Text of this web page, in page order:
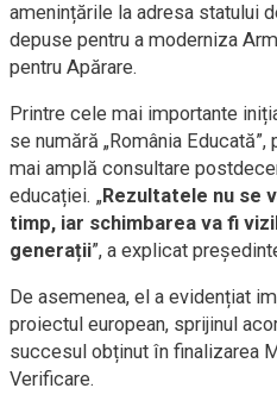
amenințările la adresa statului
depuse pentru a moderniza
pentru Apărare.
Printre cele mai importante
se numără „România
mai amplă consultare
educației. „Rezultatele nu se
timp, iar schimbarea va fi
generații”, a explicat
De asemenea, el a evidențiat
proiectul european, sprijinul
succesul obținut în finalizarea
Verificare.